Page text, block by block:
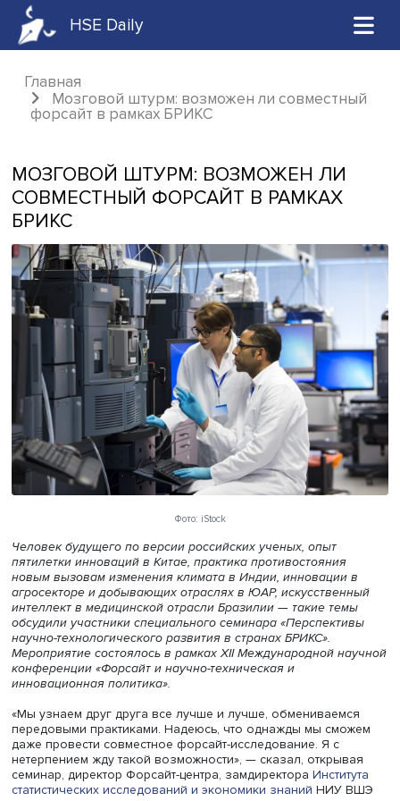
HSE Daily
Главная
Мозговой штурм: возможен ли
МОЗГОВОЙ ШТУРМ: ВОЗМОЖЕН ЛИ
СОВМЕСТНЫЙ ФОРСАЙТ В РАМКАХ
БРИКС
Фото: iStock
Человек будущего по версии российских ученых, опыт
пятилетки инноваций в Китае, практика противостояния
новым вызовам изменения климата в Индии,
агросекторе и добывающих отраслях в ЮАР,
обсудили участники специального семинара
научно-технологического развития в странах БРИКС».
Мероприятие состоялось в рамках XII Международной
конференции «Форсайт и научно-техническая и
инновационная политика».